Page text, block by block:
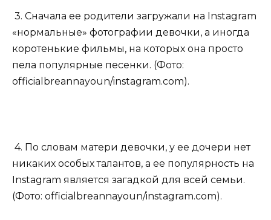
3. Сначала ее родители загружали на Instagram
«нормальные» фотографии девочки, а иногда
коротенькие фильмы, на которых она просто
пела популярные песенки. (Фото:
officialbreannayoun/instagram.com).
4. По словам матери девочки, у ее дочери нет
никаких особых талантов, а ее популярность на
Instagram является загадкой для всей семьи.
(Фото: officialbreannayoun/instagram.com).